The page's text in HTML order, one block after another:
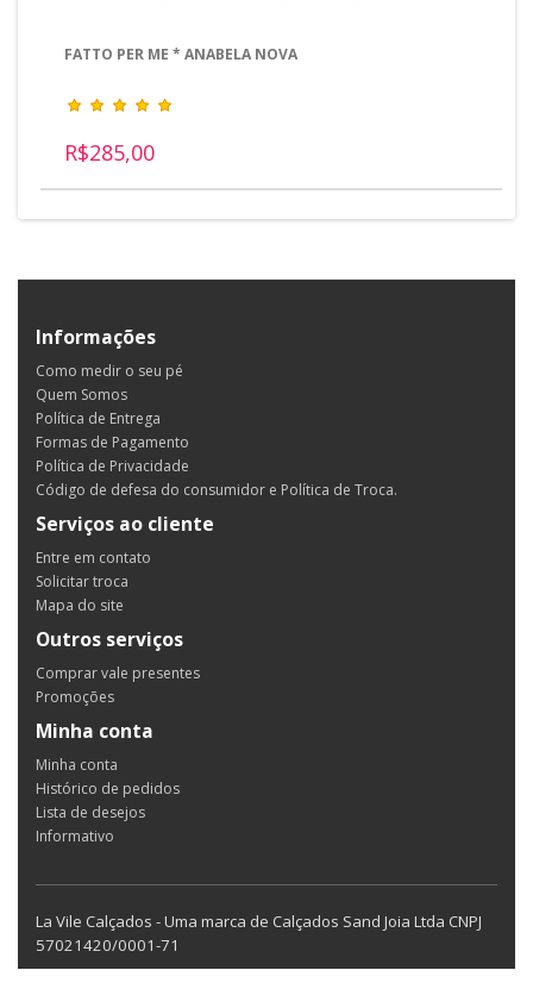
FATTO PER ME * ANABELA NOVA
R$285,00
Informações
Como medir o seu pé
Quem Somos
Política de Entrega
Formas de Pagamento
Política de Privacidade
Código de defesa do consumidor e Política de Troca.
Serviços ao cliente
Entre em contato
Solicitar troca
Mapa do site
Outros serviços
Comprar vale presentes
Promoções
Minha conta
Minha conta
Histórico de pedidos
Lista de desejos
Informativo
La Vile Calçados - Uma marca de Calçados Sand Joia Ltda CNPJ
57021420/0001-71